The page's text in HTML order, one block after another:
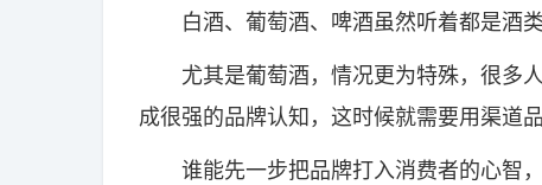
白酒、葡萄酒、啤酒虽然听着都是酒类
尤其是葡萄酒，情况更为特殊，很多
成很强的品牌认知，这时候就需要用渠道
谁能先一步把品牌打入消费者的心智，